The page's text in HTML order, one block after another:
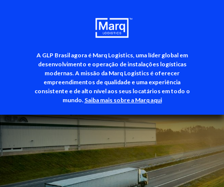
A GLP Brasil agora é Marq Logistics, uma líder global em
desenvolvimento e operação de instalações logísticas
modernas. A missão da Marq Logistics é oferecer
empreendimentos de qualidade e uma experiência
consistente e de alto nível aos seus locatários em todo o
mundo. Saiba mais sobre a Marq aqui
+55 (11) 3500-3700